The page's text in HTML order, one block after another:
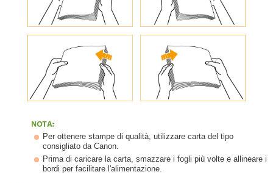
Per ottenere stampe di qualità, utilizzare carta del tipo
consigliato da Canon.
Prima di caricare la carta, smazzare i fogli più volte e allineare i
bordi per facilitare l'alimentazione.